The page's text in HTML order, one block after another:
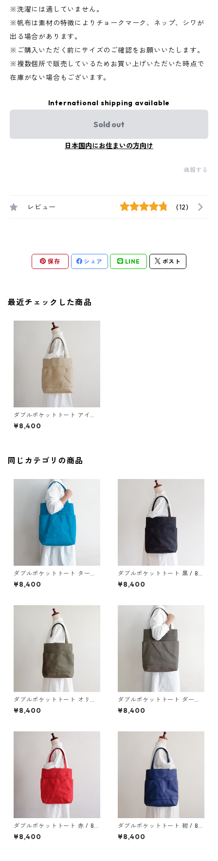
※洗濯には適していません。
※帆布は素材の特徴によりチョークマーク、ネップ、シワが
出る場合があります。
※ご購入いただく前にサイズのご確認をお願いいたします。
※複数個所で販売しているためお買い上げいただいた時点で
在庫がない場合もございます。
International shipping available
Sold out
日本国内にお住まいの方向け
通報する
レビュー (12)
保存 シェア LINE ポスト
最近チェックした商品
ダブルポケットトート アイボ
リー / 8号帆布
¥8,400
同じカテゴリの商品
ダブルポケットトート ターコ
イズ / 8号帆布
¥8,400
ダブルポケットトート 黒 / 8号
帆布
¥8,400
ダブルポケットトート オリー
ブ /8号帆布
¥8,400
ダブルポケットトート ダーク
グレー / 8号帆布
¥8,400
ダブルポケットトート 赤 / 8号
帆布
¥8,400
ダブルポケットトート 紺 / 8号
帆布
¥8,400